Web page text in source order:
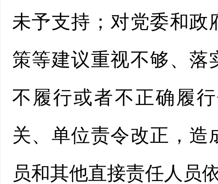
未予支持；对党委和政
策等建议重视不够、落
不履行或者不正确履
关、单位责令改正，
员和其他直接责任人员